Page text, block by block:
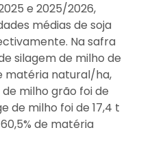
e 2025/2026,
médias de soja
Na safra
silagem de milho de
matéria natural/ha,
milho grão foi de
de milho foi de 17,4 t
de matéria